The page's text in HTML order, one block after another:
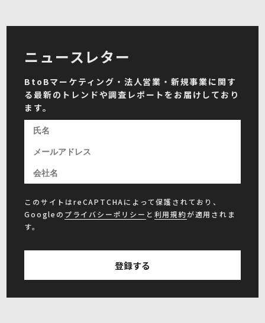
ニュースレター
BtoBマーケティング・法人営業・新規事業に関す
る最新のトレンドや調査レポートをお届けしており
ます。
このサイトはreCAPTCHAによって保護されており、
Googleの プライバシーポリシー と 利用規約が適用されま
す。